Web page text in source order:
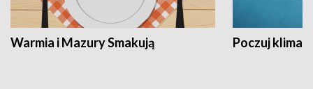
Warmia i Mazury Smakują Poczuj klimat